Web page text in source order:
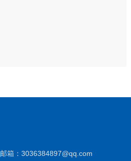
邮箱： 3036384897@qq.com